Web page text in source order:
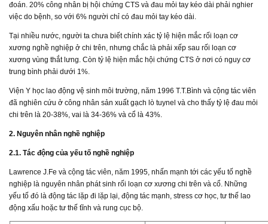
đoán. 20% công nhân bị hội chứng CTS và đau mỏi tay kéo dài phải nghier
việc do bệnh, so với 6% người chỉ có đau mỏi tay kéo dài.
Tại nhiều nước, người ta chưa biết chính xác tỷ lệ hiện mắc rối loạn cơ
xương nghề nghiệp ở chi trên, nhưng chắc là phải xếp sau rối loạn cơ
xương vùng thắt lưng. Còn tỷ lệ hiện mắc hội chứng CTS ở nơi có nguy cơ
trung bình phải dưới 1%.
Viện Y học lao động vệ sinh môi trường, năm 1996 T.T.Bình và cộng tác viên
đã nghiên cứu ở công nhân sản xuất gạch lò tuynel và cho thấy tỷ lệ đau mỏi
chi trên là 20-38%, vai là 34-36% và cổ là 43%.
2. Nguyên nhân nghề nghiệp
2.1. Tác động của yếu tố nghề nghiệp
Lawrence J.Fe và cộng tác viên, năm 1995, nhấn mạnh tới các yếu tố nghề
nghiệp là nguyên nhân phát sinh rối loạn cơ xương chi trên và cổ. Những
yếu tố đó là động tác lặp đi lặp lại, động tác mạnh, stress cơ học, tư thế lao
động xấu hoặc tư thế tĩnh và rung cục bộ.